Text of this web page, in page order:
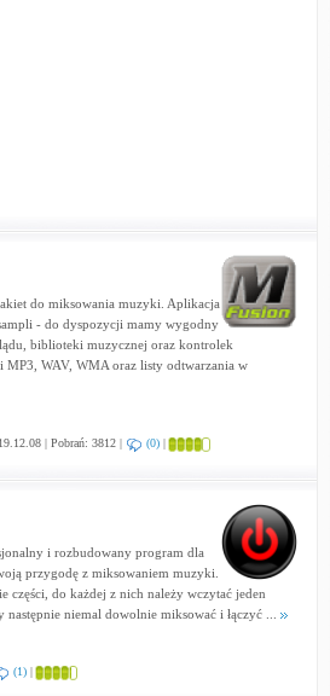
do miksowania muzyki. Aplikacja
- do dyspozycji mamy wygodny
biblioteki muzycznej oraz kontrolek
MP3, WAV, WMA oraz listy odtwarzania w
| Pobrań: 3812 | (0)|
i rozbudowany program dla
przygodę z miksowaniem muzyki.
części, do każdej z nich należy wczytać jeden
niemal dowolnie miksować i łączyć ...
(1)|